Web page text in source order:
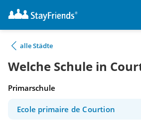
alle Städte
Welche Schule in
Primarschule
Ecole primaire de Courtion